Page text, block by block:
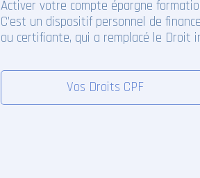
Activer votre compte épargne
C’est un dispositif personnel de
ou certifiante, qui a remplacé le Droit
Vos Droits CPF